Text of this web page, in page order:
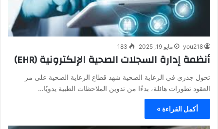
you218 مايو 19, 2025 183
أنظمة إدارة السجلات الصحية الإلكترونية (EHR)
تحول جذري في الرعاية الصحية شهد قطاع الرعاية الصحية على مر
العقود تطورات هائلة، بدءًا من تدوين الملاحظات الطبية يدويًا…
أكمل القراءة »